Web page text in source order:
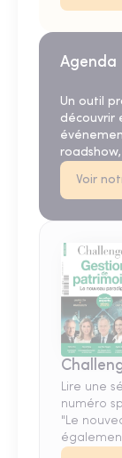
Agenda
Un outil
découvrir
Voir
Lire une
numéro
"Le